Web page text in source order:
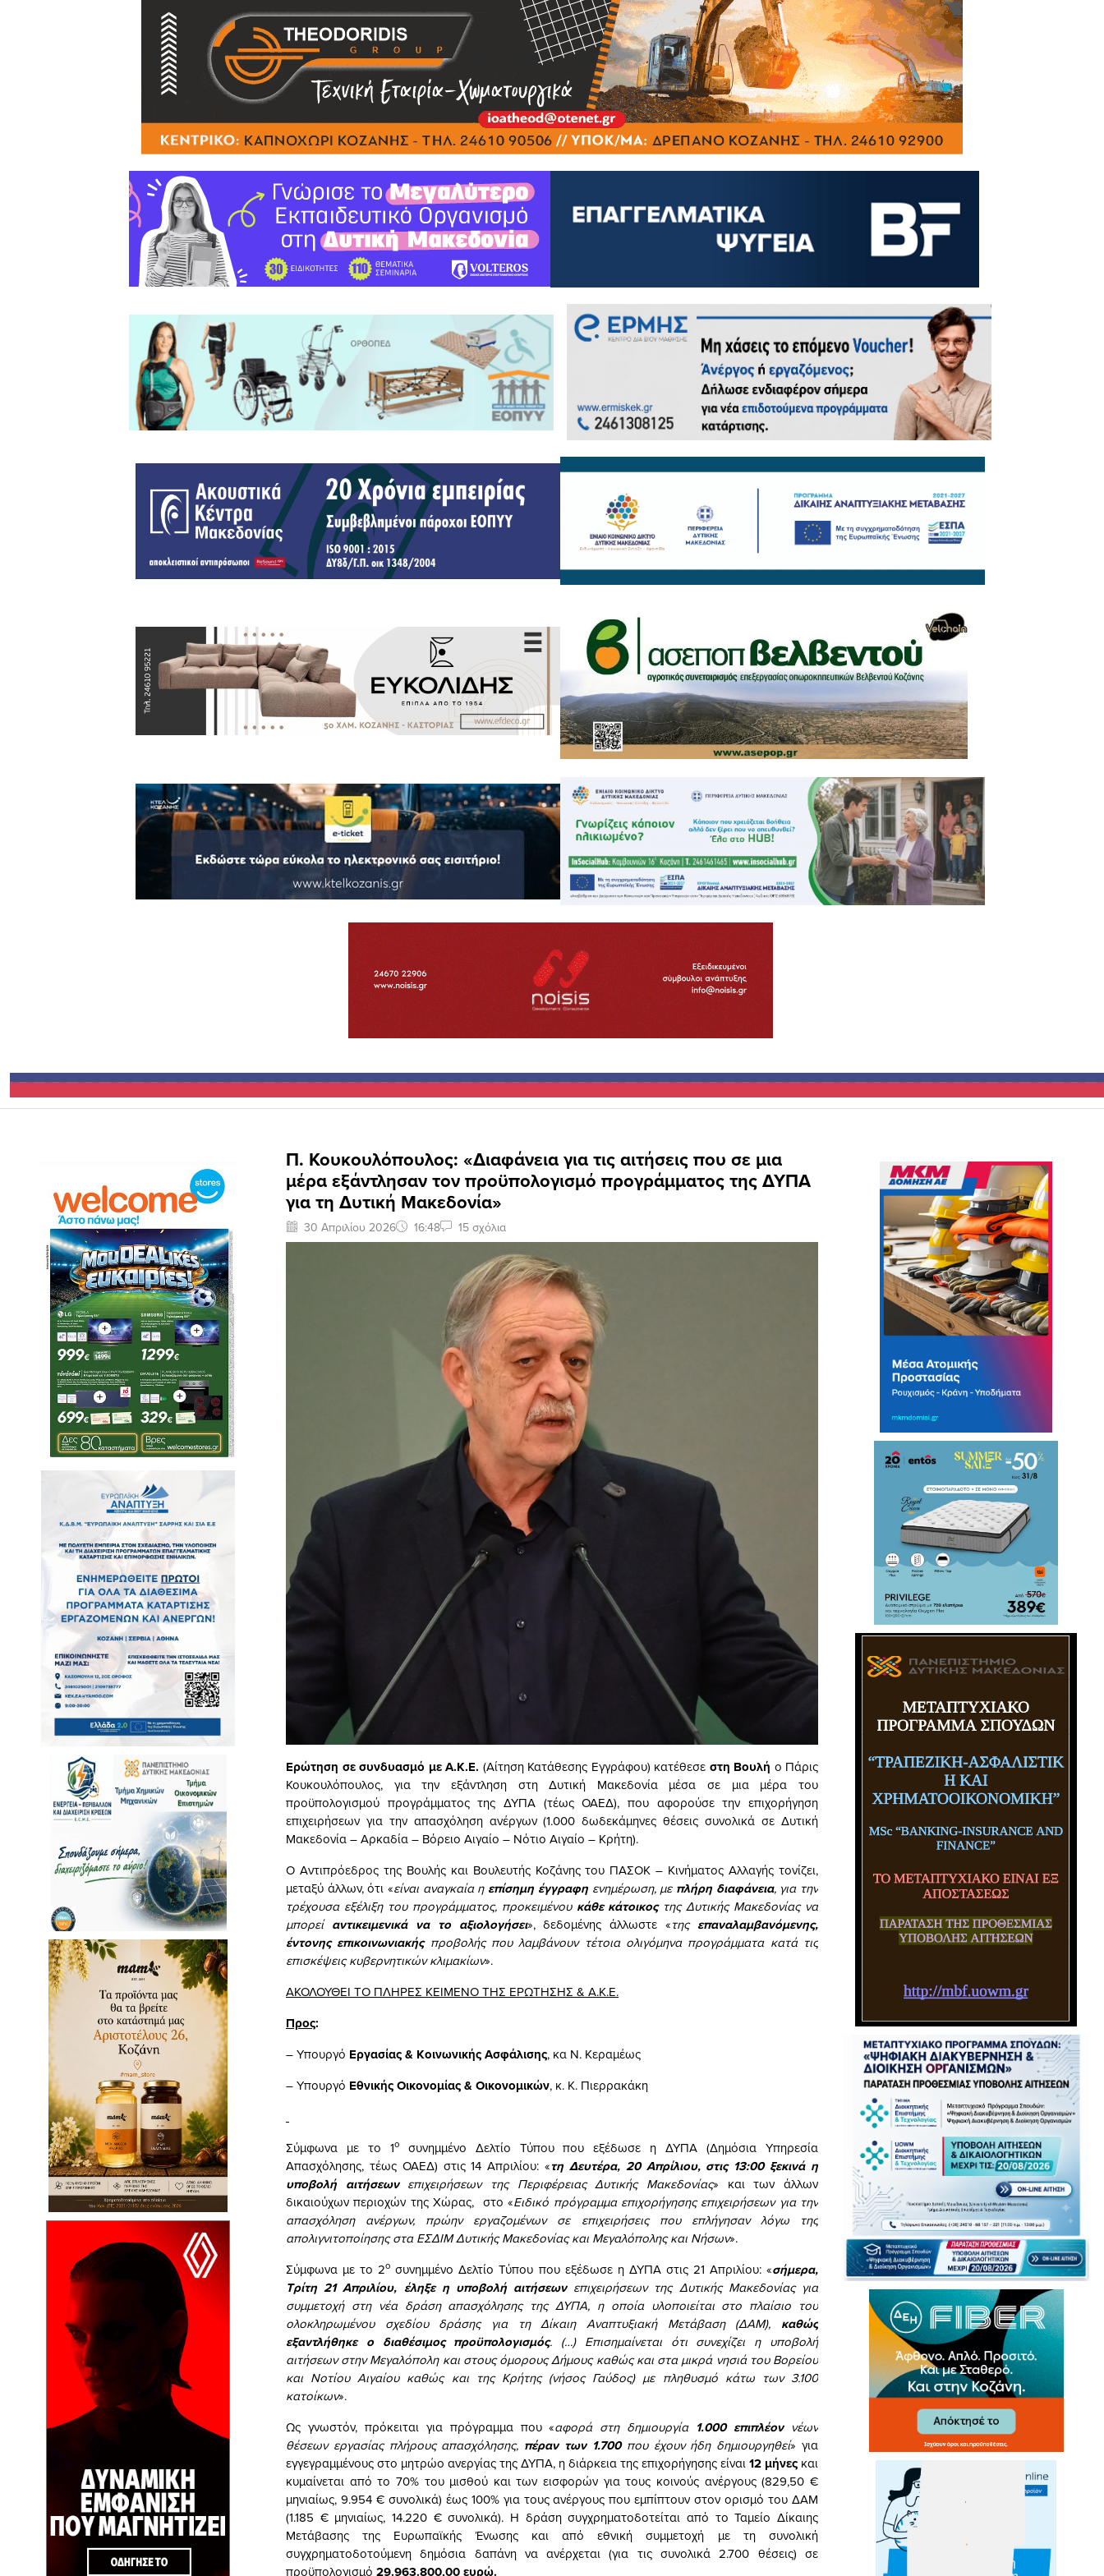
Π. Κουκουλόπουλος: «Διαφάνεια για τις αιτήσεις που σε μια
μέρα εξάντλησαν τον προϋπολογισμό προγράμματος της ΔΥΠΑ
για τη Δυτική Μακεδονία»
30 Απριλίου 2026 16:48 15 σχόλια
Ερώτηση σε συνδυασμό με Α.Κ.Ε. (Αίτηση Κατάθεσης Εγγράφου) κατέθεσε στη Βουλή ο Πάρις
Κουκουλόπουλος, για την εξάντληση στη Δυτική Μακεδονία μέσα σε μια μέρα του
προϋπολογισμού προγράμματος της ΔΥΠΑ (τέως ΟΑΕΔ), που αφορούσε την επιχορήγηση
επιχειρήσεων για την απασχόληση ανέργων (1.000 δωδεκάμηνες θέσεις συνολικά σε Δυτική
Μακεδονία – Αρκαδία – Βόρειο Αιγαίο – Νότιο Αιγαίο – Κρήτη).
Ο Αντιπρόεδρος της Βουλής και Βουλευτής Κοζάνης του ΠΑΣΟΚ – Κινήματος Αλλαγής τονίζει,
μεταξύ άλλων, ότι «είναι αναγκαία η επίσημη έγγραφηενημέρωση, με πλήρη διαφάνεια, για την
τρέχουσα εξέλιξη του προγράμματος, προκειμένου κάθε κάτοικοςτης Δυτικής Μακεδονίας να
μπορείαντικειμενικά να το αξιολογήσει», δεδομένης άλλωστε «της επαναλαμβανόμενης,
έντονης επικοινωνιακής προβολής που λαμβάνουν τέτοια ολιγόμηνα προγράμματα κατά τις
επισκέψεις κυβερνητικών κλιμακίων».
ΑΚΟΛΟΥΘΕΙ ΤΟ ΠΛΗΡΕΣ ΚΕΙΜΕΝΟ ΤΗΣ ΕΡΩΤΗΣΗΣ & Α.Κ.Ε.
Προς:
– Υπουργό Εργασίας & Κοινωνικής Ασφάλισης, κα Ν. Κεραμέως
– Υπουργό Εθνικής Οικονομίας & Οικονομικών, κ. Κ. Πιερρακάκη
Σύμφωνα με το 1οσυνημμένο Δελτίο Τύπου που εξέδωσε η ΔΥΠΑ (Δημόσια Υπηρεσία
Απασχόλησης, τέως ΟΑΕΔ) στις 14 Απριλίου: «τη Δευτέρα, 20 Απρίλιου, στις 13:00 ξεκινά η
υποβολή αιτήσεωνεπιχειρήσεων της Περιφέρειας Δυτικής Μακεδονίας» και των άλλων
δικαιούχων περιοχών της Χώρας, στο «Ειδικό πρόγραμμα επιχορήγησης επιχειρήσεων για την
απασχόληση ανέργων, πρώην εργαζομένων σε επιχειρήσεις που επλήγησαν λόγω της
απολιγνιτοποίησης στα ΕΣΔΙΜ Δυτικής Μακεδονίας και Μεγαλόπολης και Νήσων».
Σύμφωνα με το 2ο συνημμένο Δελτίο Τύπου που εξέδωσε η ΔΥΠΑ στις 21 Απριλίου: «σήμερα,
Τρίτη 21 Απριλίου, έληξε η υποβολή αιτήσεωνεπιχειρήσεων της Δυτικής Μακεδονίας για
συμμετοχή στη νέα δράση απασχόλησης της ΔΥΠΑ, η οποία υλοποιείται στο πλαίσιο του
ολοκληρωμένου σχεδίου δράσης για τη Δίκαιη Αναπτυξιακή Μετάβαση (ΔΑΜ), καθώς
εξαντλήθηκε ο διαθέσιμος προϋπολογισμός. (…) Επισημαίνεται ότι συνεχίζει η υποβολή
αιτήσεων στην Μεγαλόπολη και στους όμορους Δήμους καθώς και στα μικρά νησιά του Βορείου
και Νοτίου Αιγαίου καθώς και της Κρήτης (νήσος Γαύδος) με πληθυσμό κάτω των 3.100
κατοίκων».
Ως γνωστόν, πρόκειται για πρόγραμμα που «αφορά στη δημιουργία 1.000 επιπλέοννέων
θέσεων εργασίας πλήρους απασχόλησης, πέραν των 1.700 που έχουν ήδη δημιουργηθεί» για
εγγεγραμμένους στο μητρώο ανεργίας της ΔΥΠΑ, η διάρκεια της επιχορήγησης είναι12 μήνες και
κυμαίνεται από το 70% του μισθού και των εισφορών για τους κοινούς ανέργους (829,50 €
μηνιαίως, 9.954 € συνολικά) έως 100% για τους ανέργους που εμπίπτουν στον ορισμό του ΔΑΜ
(1.185 € μηνιαίως, 14.220 € συνολικά). Η δράση συγχρηματοδοτείται από το Ταμείο Δίκαιης
Μετάβασης της Ευρωπαϊκής Ένωσης και από εθνική συμμετοχή με τη συνολική
συγχρηματοδοτούμενη δημόσια δαπάνη να ανέρχεται (για τις συνολικά 2.700 θέσεις) σε
προϋπολογισμό 29.963.800,00 ευρώ.